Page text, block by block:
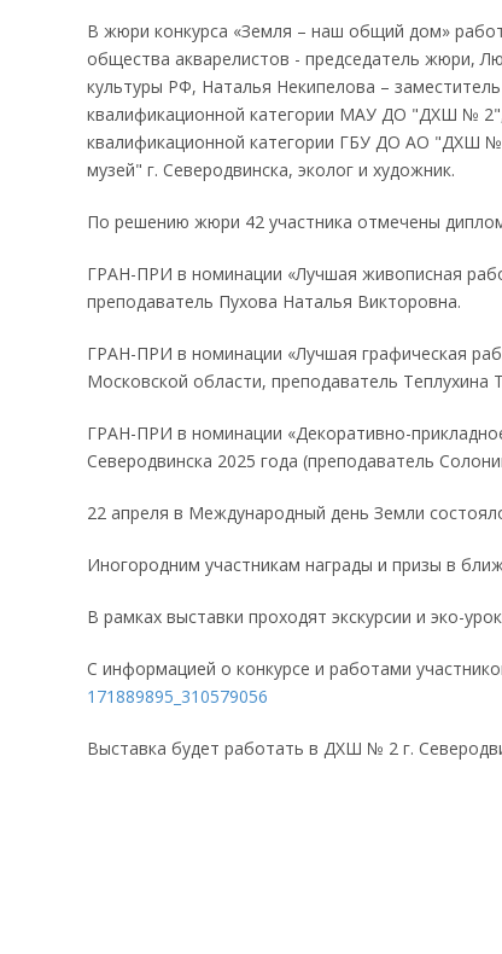
В жюри конкурса «Земля – наш общий дом»
общества акварелистов - председатель жюри,
культуры РФ, Наталья Некипелова –
квалификационной категории МАУ ДО "ДХШ №
квалификационной категории ГБУ ДО АО "ДХШ
музей" г. Северодвинска, эколог и художник.
По решению жюри 42 участника отмечены
ГРАН-ПРИ в номинации «Лучшая живописная
преподаватель Пухова Наталья Викторовна.
ГРАН-ПРИ в номинации «Лучшая графическая
Московской области, преподаватель Теплухина
ГРАН-ПРИ в номинации «Декоративно-
Северодвинска 2025 года (преподаватель
22 апреля в Международный день Земли
Иногородним участникам награды и призы в
В рамках выставки проходят экскурсии и эко-
С информацией о конкурсе и работами
171889895_310579056
Выставка будет работать в ДХШ № 2 г.